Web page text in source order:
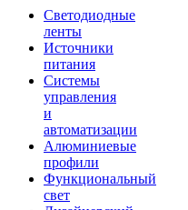
Светодиодные
ленты
Источники
питания
Системы
управления
и
автоматизации
Алюминиевые
профили
Функциональный
свет